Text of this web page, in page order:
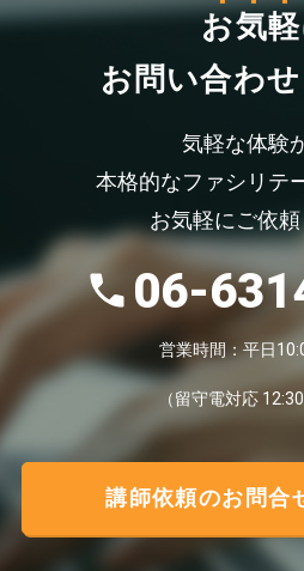
お気軽
お問い合わ
気軽な体験
本格的なファシリテ
お気軽にご依
06-
営業時間：平日
（留守電対応
講師依頼のお問合